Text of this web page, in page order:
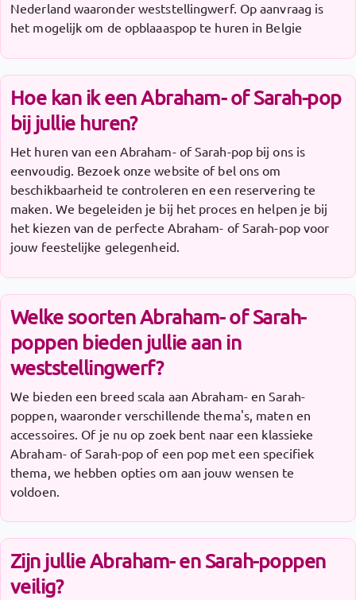
Nederland waaronder weststellingwerf. Op aanvraag is
het mogelijk om de opblaaaspop te huren in Belgie
Hoe kan ik een Abraham- of Sarah-pop
bij jullie huren?
Het huren van een Abraham- of Sarah-pop bij ons is
eenvoudig. Bezoek onze website of bel ons om
beschikbaarheid te controleren en een reservering te
maken. We begeleiden je bij het proces en helpen je bij
het kiezen van de perfecte Abraham- of Sarah-pop voor
jouw feestelijke gelegenheid.
Welke soorten Abraham- of Sarah-
poppen bieden jullie aan in
weststellingwerf?
We bieden een breed scala aan Abraham- en Sarah-
poppen, waaronder verschillende thema's, maten en
accessoires. Of je nu op zoek bent naar een klassieke
Abraham- of Sarah-pop of een pop met een specifiek
thema, we hebben opties om aan jouw wensen te
voldoen.
Zijn jullie Abraham- en Sarah-poppen
veilig?